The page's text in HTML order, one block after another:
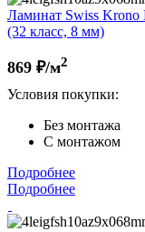
Ламинат Swiss
(32 класс, 8 мм)
869 ₽/м2
Условия покупки:
Без монтажа
С монтажом
Подробнее
Подробнее